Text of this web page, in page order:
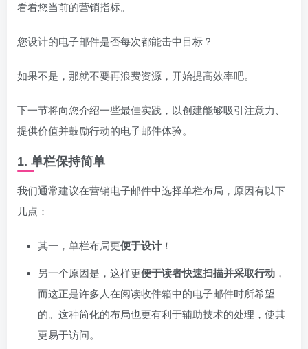
看看您当前的营销指标。
您设计的电子邮件是否每次都能击中目标？
如果不是，那就不要再浪费资源，开始提高效率吧。
下一节将向您介绍一些最佳实践，以创建能够吸引注意力、
提供价值并鼓励行动的电子邮件体验。
1. 单栏保持简单
我们通常建议在营销电子邮件中选择单栏布局，原因有以下
几点：
其一，单栏布局更便于设计！
另一个原因是，这样更便于读者快速扫描并采取行动 ，
而这正是许多人在阅读收件箱中的电子邮件时所希望
的。这种简化的布局也更有利于辅助技术的处理，使其
更易于访问。